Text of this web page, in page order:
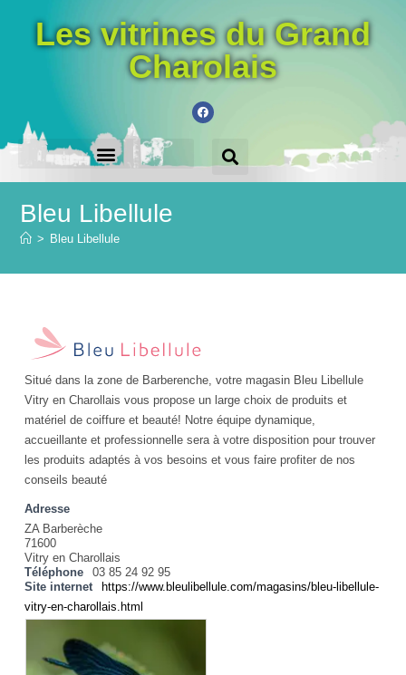
Les vitrines du Grand
Charolais
Bleu Libellule
> Bleu Libellule
Situé dans la zone de Barberenche, votre magasin Bleu Libellule
Vitry en Charollais vous propose un large choix de produits et
matériel de coiffure et beauté! Notre équipe dynamique,
accueillante et professionnelle sera à votre disposition pour trouver
les produits adaptés à vos besoins et vous faire profiter de nos
conseils beauté
Adresse
ZA Barberèche
71600
Vitry en Charollais
Téléphone
03 85 24 92 95
Site internet
https://www.bleulibellule.com/magasins/bleu-libellule-
vitry-en-charollais.html